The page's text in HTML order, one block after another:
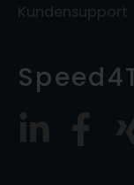
Kundensupport